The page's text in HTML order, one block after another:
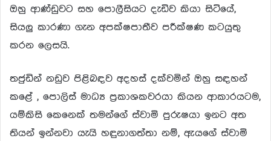
ඔහු ආණ්ඩුවට සහ පොලීසියට දැඩිව කියා සිටියේ,
සියලු කාරණා ගැන අපක්ෂපාතීව පරීක්ෂණ කටයුතු
කරන ලෙසයි.
තජුඩින් නඩුව පිළිබඳව අදහස් දක්වමින් ඔහු සඳහන්
කළේ , පොලිස් මාධ්‍ය ප්‍රකාශකවරයා කියන ආකාරයටම,
යම්කිසි කෙනෙක් තමන්ගේ ස්වාමි පුරුෂයා ඉනට අත
තියන් ඉන්නවා යැයි හඳුනාගත්තා නම්, ඇයගේ ස්වාමි